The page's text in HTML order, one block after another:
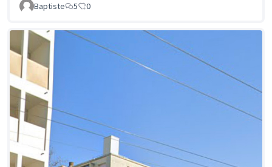
Baptiste 5 0